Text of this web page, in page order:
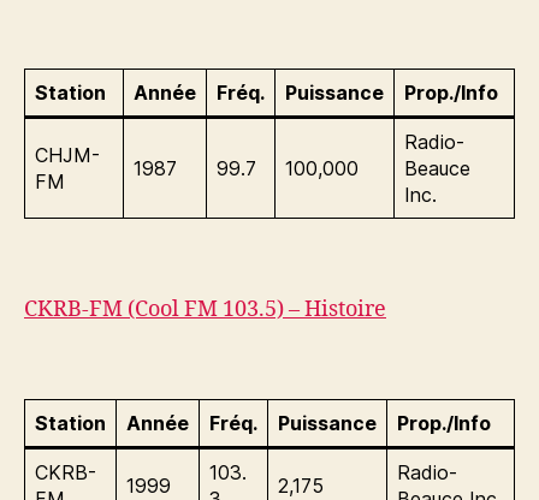
Station Année Fréq. Puissance Prop./Info
CHJM-
FM
1987 99.7 100,000
Radio-
Beauce
Inc.
CKRB-FM (Cool FM 103.5) – Histoire
Station Année Fréq. Puissance Prop./Info
CKRB-
1999
103.
2,175
Radio-